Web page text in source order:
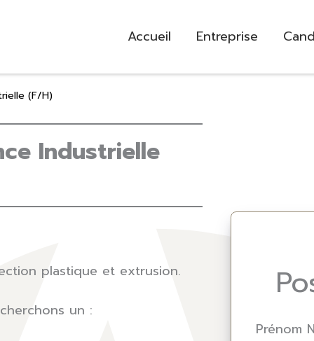
Accueil Entreprise
(F/H)
Industrielle
plastique et extrusion.
un :
Prénom